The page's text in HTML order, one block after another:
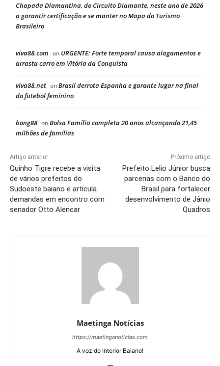
Chapada Diamantina, do Circuito Diamante, neste ano de 2026
a garantir certificação e se manter no Mapa do Turismo
Brasileiro
viva88.com on URGENTE: Forte temporal causa alagamentos e
arrasta carro em Vitória da Conquista
viva88.net onBrasil derrota Espanha e garante lugar na final
do futebol feminino
bong88 onBolsa Família completa 20 anos alcançando 21,45
milhões de famílias
Artigo anterior
Quinho Tigre recebe a visita
de vários prefeitos do
Sudoeste baiano e articula
demandas em encontro com
senador Otto Alencar
Próximo artigo
Prefeito Lelio Júnior busca
parcerias com o Banco do
Brasil para fortalecer
desenvolvimento de Jânio
Quadros
Maetinga Notícias
https://maetinganoticias.com
A voz do Interior Baiano!